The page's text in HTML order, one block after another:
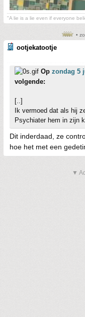
"A lie is a lie even if everyone
•
ootjekatootje
Op zondag 5
volgende:
[..]
Ik vermoed dat als hij
Psychiater hem in zijn
Dit inderdaad, ze
hoe het met een
▼